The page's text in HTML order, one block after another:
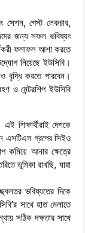
সেশন, গেস্ট লেকচার,
জন্য সফল ভবিষ্যৎ
ফলাফল আশা করতে
নিয়েছে ইউসিবি।
বৃদ্ধি করতে পারবেন।
ও মেন্টরশিপ ইউসিবি
শিক্ষার্থীরাই দেশকে
এসটিএস গ্রপের সিইও
কমিয়ে আনার ক্ষেত্রে
ভূমিকা রাখছি, যারা
ভবিষ্যতের দিকে
সাথে হাত মেলাতে
সঠিক দক্ষতার সাথে